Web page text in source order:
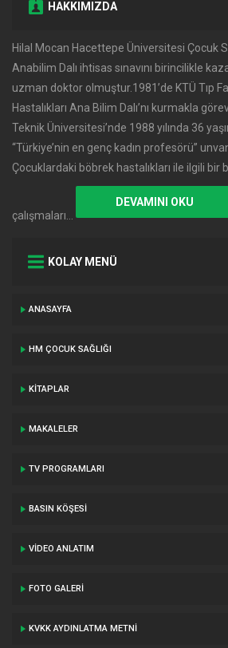
HAKKIMIZDA
Hilal Mocan Hacettepe Üniversitesi Çocuk
Anabilim Dalı ihtisas sınavını birincilikle
uzman doktor olmuştur.1981’de KTÜ Tıp
Hastalıkları Ana Bilim Dalı’nı kurmakla
Teknik Üniversitesi’nde 1988 yılında 36
‘‘Türkiye’nin en genç kadın profesörü’’
Çocuklardaki böbrek hastalıkları ile ilgili bir
çalışmaları…
DEVAMINI OKU
KOLAY MENÜ
ANASAYFA
HM ÇOCUK SAĞLIĞI
KITAPLAR
MAKALELER
TV PROGRAMLARI
BASIN KÖŞESI
VIDEO ANLATIM
FOTO GALERI
KVKK AYDINLATMA METNI